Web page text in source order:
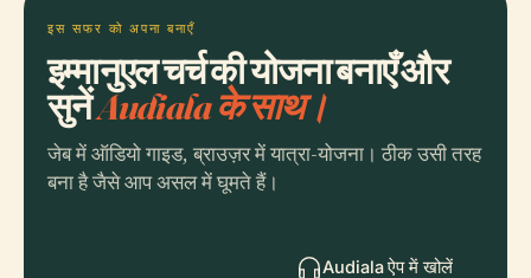
इस सफर को अपना बनाएँ
इम्मानुएल चर्च की योजना बनाएँ और
सुनेंAudiala के साथ।
जेब में ऑडियो गाइड, ब्राउज़र में यात्रा-योजना। ठीक उसी तरह
बना है जैसे आप असल में घूमते हैं।
Audiala ऐप में खोलें